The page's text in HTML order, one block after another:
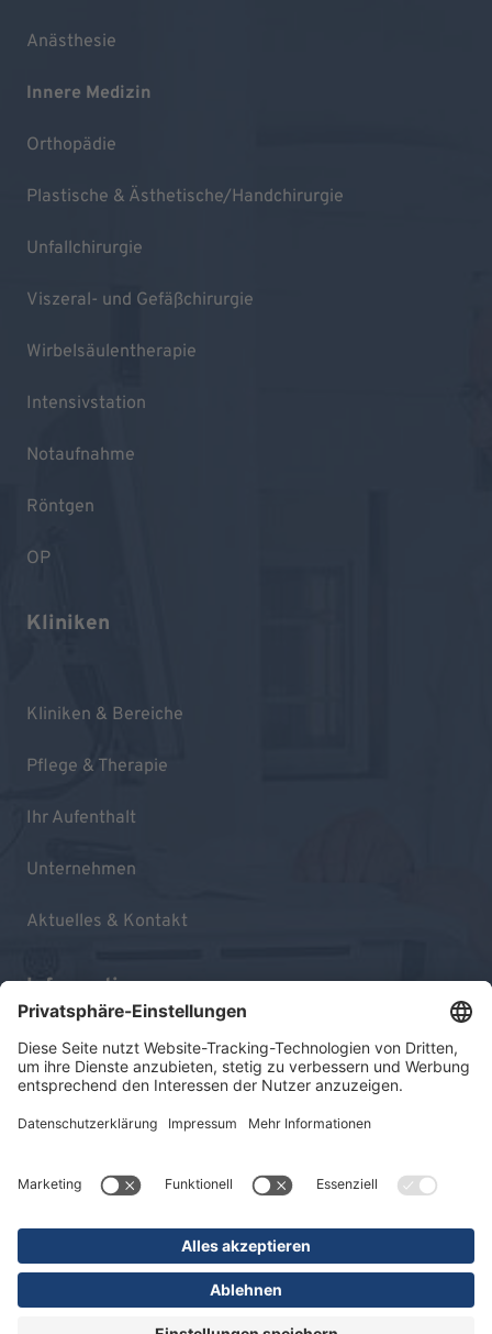
Anästhesie
Innere Medizin
Orthopädie
Plastische & Ästhetische/Handchirurgie
Unfallchirurgie
Viszeral- und Gefäßchirurgie
Wirbelsäulentherapie
Intensivstation
Notaufnahme
Röntgen
OP
Kliniken
Kliniken & Bereiche
Pflege & Therapie
Ihr Aufenthalt
Unternehmen
Aktuelles & Kontakt
Informationen
Impressum
Datenschutz